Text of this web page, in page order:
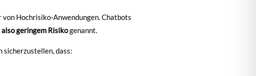
Hochrisiko-Anwendungen. Chatbots
geringem Risikogenannt.
sicherzustellen, dass: